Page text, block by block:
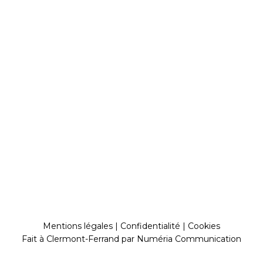
Mentions légales| Confidentialité | Cookies
Fait à Clermont-Ferrand par Numéria Communication